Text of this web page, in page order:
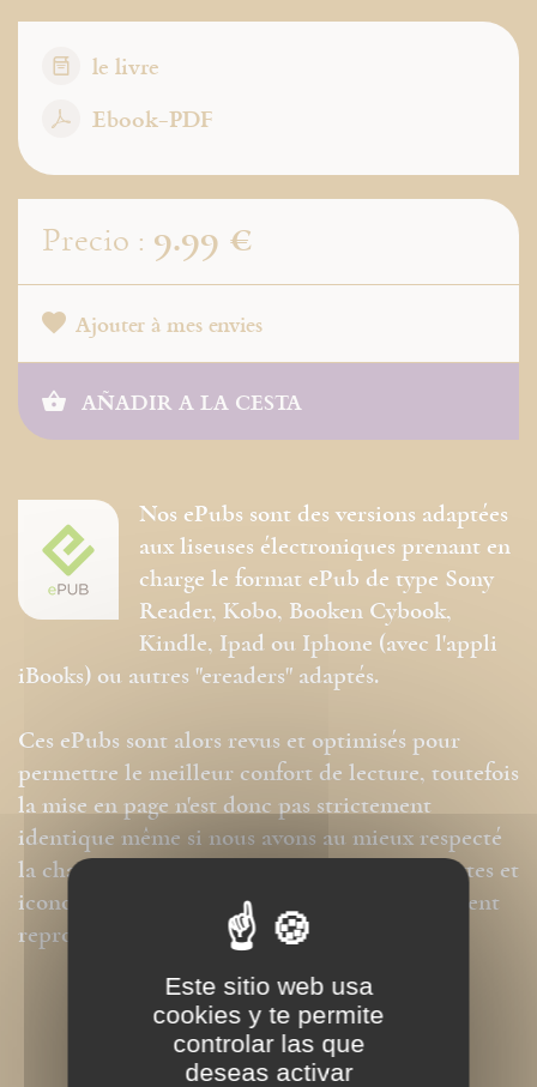
le livre
Ebook-PDF
Precio : 9.99 €
Ajouter à mes envies
AÑADIR A LA CESTA
Nos ePubs sont des versions adaptées
aux liseuses électroniques prenant en
charge le format ePub de type Sony
Reader, Kobo, Booken Cybook,
Kindle, Ipad ou Iphone (avec l'appli
iBooks) ou autres "ereaders" adaptés.
Ces ePubs sont alors revus et optimisés pour
permettre le meilleur confort de lecture, toutefois
la mise en page n'est donc pas strictement
identique même si nous avons au mieux respecté
la charte graphique initiale. Les contenus textes et
iconographiques sont, par contre, intégralement
reproduits dans ce format.
Este sitio web usa
cookies y te permite
controlar las que
deseas activar